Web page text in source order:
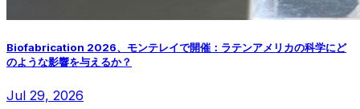
Biofabrication 2026、モンテレイで開催：ラテンアメリカの科学にど
のような影響を与えるか？
Jul 29, 2026